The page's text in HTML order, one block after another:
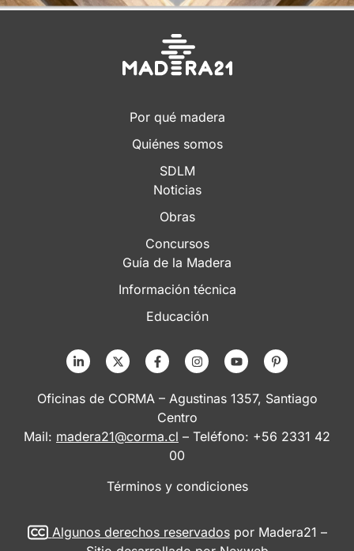
Por qué madera
Quiénes somos
SDLM
Noticias
Obras
Concursos
Guía de la Madera
Información técnica
Educación
Oficinas de CORMA – Agustinas 1357, Santiago
Centro
Mail: madera21@corma.cl – Teléfono: +56 2331 42
00
Términos y condiciones
Algunos derechos reservadospor Madera21 –